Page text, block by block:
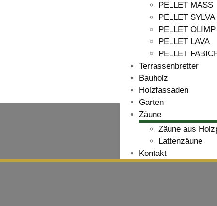
PELLET MASS
PELLET SYLVA
PELLET OLIMP
PELLET LAVA
PELLET
Terrassenbretter
Bauholz
Holzfassaden
Garten
Zäune
Zäune aus
Lattenzäune
Kontakt